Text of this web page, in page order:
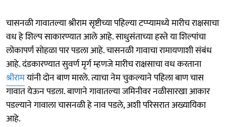
चासनळी गावातल्या श्रीराम सृष्टीच्या पहिल्या टप्प्यामध्ये मारीच राक्षसाचा
वध हे शिल्प साकारण्यात आले आहे. साधुसंताच्या हस्ते या शिल्पांचा
लोकापर्ण सोहळा पार पडला आहे. चासनळी गावाचा रामायणाशी संबंध
आहे. दंडकारण्यात सुवर्ण मृर्ग म्हणजे मारीच राक्षसाचा वध करताना
श्रीरामयांनी दोन बाण मारले. त्याचा नेम चुकल्याने पहिला बाण चास
गावात येऊन पडला. बाणाने गावातल्या जमिनीवर नळीसारखा आकार
पडल्याने गावाला चासनळी हे नाव पडले, अशी परिसरात अख्यायिका
आहे.